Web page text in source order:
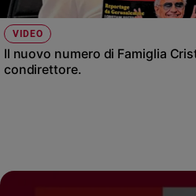
VIDEO
Il nuovo numero di Famiglia
condirettore.